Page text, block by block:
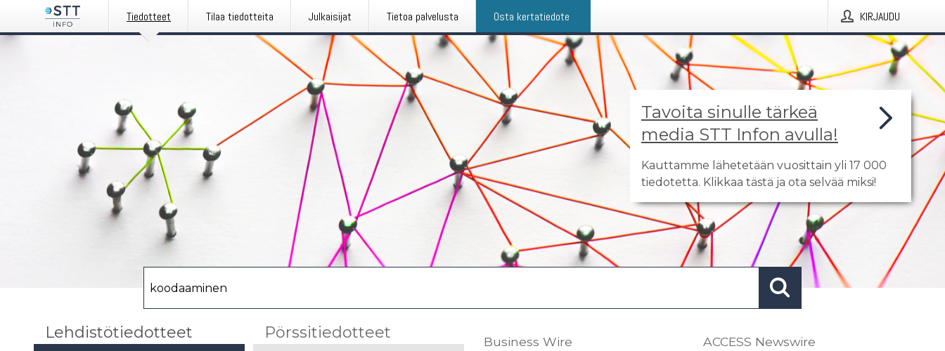
Tiedotteet Tilaa tiedotteita Julkaisijat Tietoa palvelusta Osta kertatiedote KIRJAUDU
Tavoita sinulle tärkeä
media STT Infon avulla!
Kauttamme lähetetään vuosittain yli 17 000
tiedotetta. Klikkaa tästä ja ota selvää miksi!
Lehdistötiedotteet Pörssitiedotteet Business Wire ACCESS Newswire